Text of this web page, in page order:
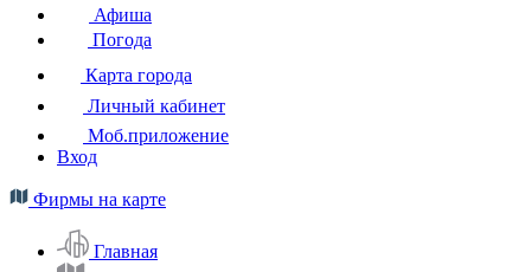
Афиша
Погода
Карта города
Личный кабинет
Моб.приложение
Вход
Фирмы на карте
Главная